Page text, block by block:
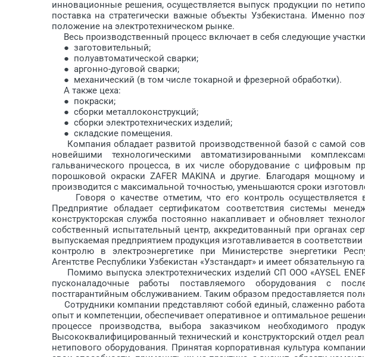
инновационные решения, осуществляется выпуск продукции по
поставка на стратегически важные объекты Узбе­кистана. Именно
положение на электротехническом рынке.
Весь производственный процесс включает в себя следующие
● заготовительный;
● полуавтоматической сварки;
● аргонно-дуговой сварки;
● механический (в том числе токарной и фрезерной обработки).
А также цеха:
● покраски;
● сборки металлоконструкций;
● сборки электротехнических изделий;
● складские помещения.
Компания обладает развитой производственной базой с самой
новейшими технологичес­кими автоматизированными
гальванического процесса, в их числе оборудование с цифровым
порошковой окраски ZAFER MAKINA и другие. Благодаря мощному
производится с максимальной точностью, уменьшаются сроки
Говоря о качестве отметим, что его контроль осуществляется в
Предприятие обладает сертификатом соответствия системы
конструкторская служба постоянно накапливает и обновляет
собственный испытательный центр, аккредитованный при органах
выпускаемая предприятием продукция изготавливается в
контролю в электроэнергетике при Министерстве энергетики
Агентстве Республики Узбекистан «Узстандарт» и имеет обязательную
Помимо выпуска электротехнических изделий СП ООО «AYSEL
пусконаладочные работы поставляемого оборудования с
постгарантийным обслуживанием. Таким образом предоставляется
Сотрудники компании представляют собой единый, слаженно
опыт и компетенции, обеспечивает оперативное и оптимальное
процессе производства, выбора заказчиком необходимого
Высококвалифицированный технический и конструкторский отдел
нетипового оборудования. Принятая корпоративная культура